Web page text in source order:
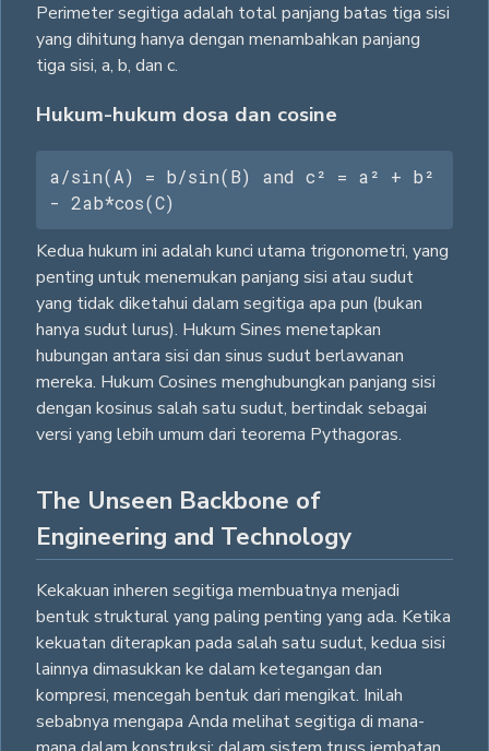
Perimeter segitiga adalah total panjang batas tiga sisi
yang dihitung hanya dengan menambahkan panjang
tiga sisi, a, b, dan c.
Hukum-hukum dosa dan cosine
a/sin(A) = b/sin(B) and c² = a² + b²
- 2ab*cos(C)
Kedua hukum ini adalah kunci utama trigonometri, yang
penting untuk menemukan panjang sisi atau sudut
yang tidak diketahui dalam segitiga apa pun (bukan
hanya sudut lurus). Hukum Sines menetapkan
hubungan antara sisi dan sinus sudut berlawanan
mereka. Hukum Cosines menghubungkan panjang sisi
dengan kosinus salah satu sudut, bertindak sebagai
versi yang lebih umum dari teorema Pythagoras.
The Unseen Backbone of
Engineering and Technology
Kekakuan inheren segitiga membuatnya menjadi
bentuk struktural yang paling penting yang ada. Ketika
kekuatan diterapkan pada salah satu sudut, kedua sisi
lainnya dimasukkan ke dalam ketegangan dan
kompresi, mencegah bentuk dari mengikat. Inilah
sebabnya mengapa Anda melihat segitiga di mana-